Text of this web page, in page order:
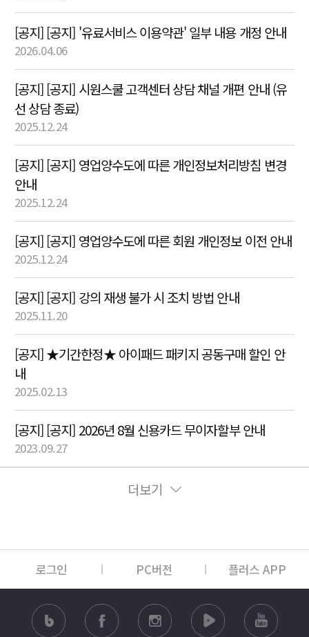
[공지] [공지] '유료서비스 이용약관' 일부 내용 개정 안내
2026.04.06
[공지] [공지] 시원스쿨 고객센터 상담 채널 개편 안내 (유
선 상담 종료)
2025.12.24
[공지] [공지] 영업양수도에 따른 개인정보처리방침 변경
안내
2025.12.24
[공지] [공지] 영업양수도에 따른 회원 개인정보 이전 안내
2025.12.24
[공지] [공지] 강의 재생 불가 시 조치 방법 안내
2025.11.20
[공지] ★기간한정★ 아이패드 패키지 공동구매 할인 안
내
2025.02.13
[공지] [공지] 2026년 8월 신용카드 무이자할부 안내
2023.09.27
더보기
로그인 PC버전 플러스 APP